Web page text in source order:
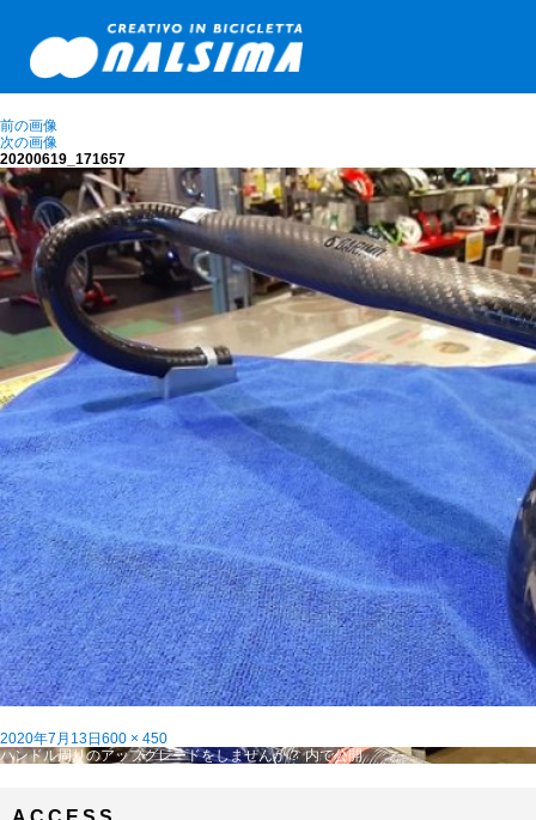
前の画像
次の画像
20200619_171657
投
稿
2020年7月13日 フ
ル
600 × 450
投
ハンドル周りのアップグレードをしませんか？ 内で公開